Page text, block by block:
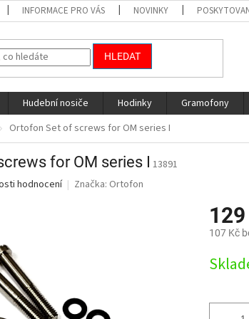
INFORMACE PRO VÁS NOVINKY
HLEDAT
Hudební nosiče Hodinky Gramofony
Ortofon Set of screws for OM series I
for OM series I 13891
hodnocení Značka: Ortofon
107 Kč
cena: